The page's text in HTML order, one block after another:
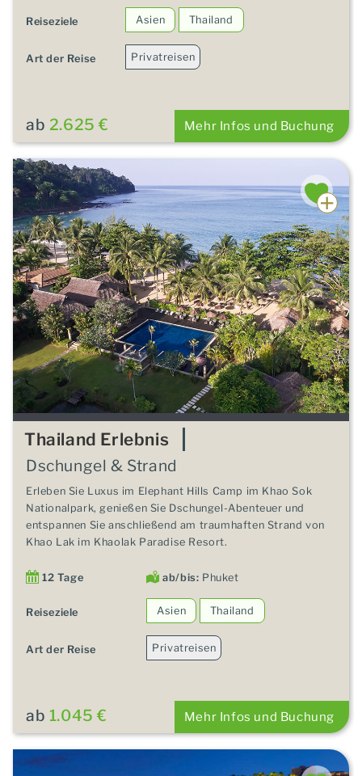
Reiseziele Asien Thailand
Art der Reise Privatreisen
ab 2.625 € Mehr Infos und Buchung
Thailand Erlebnis
Dschungel & Strand
Erleben Sie Luxus im Elephant Hills Camp im Khao Sok
Nationalpark, genießen Sie Dschungel-Abenteuer und
entspannen Sie anschließend am traumhaften Strand von
Khao Lak im Khaolak Paradise Resort.
12 Tage ab/bis: Phuket
Reiseziele Asien Thailand
Art der Reise Privatreisen
ab 1.045 € Mehr Infos und Buchung